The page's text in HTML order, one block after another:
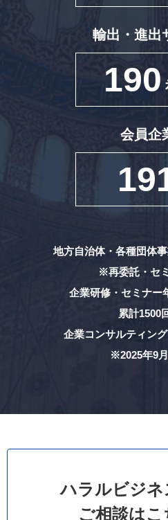
輸出・進出
190
会員企
地方自治体・各種団体
※再委託・セ
企業研修・セミナー
累計1500
企業コンサルティ
※2025年9
ハラルビジネ
ご相談はこ